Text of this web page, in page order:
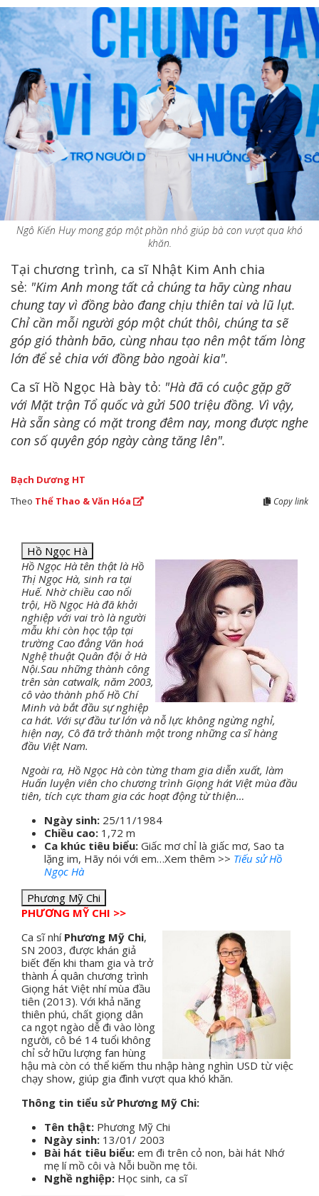
Ngô Kiến Huy mong góp một phần nhỏ giúp bà con vượt qua khó
khăn.
Tại chương trình, ca sĩ Nhật Kim Anh chia
sẻ: "Kim Anh mong tất cả chúng ta hãy cùng nhau
chung tay vì đồng bào đang chịu thiên tai và lũ lụt.
Chỉ cần mỗi người góp một chút thôi, chúng ta sẽ
góp gió thành bão, cùng nhau tạo nên một tấm lòng
lớn để sẻ chia với đồng bào ngoài kia".
Ca sĩ Hồ Ngọc Hà bày tỏ: "Hà đã có cuộc gặp gỡ
với Mặt trận Tổ quốc và gửi 500 triệu đồng. Vì vậy,
Hà sẵn sàng có mặt trong đêm nay, mong được nghe
con số quyên góp ngày càng tăng lên".
Bạch Dương HT
Theo Thể Thao & Văn Hóa Copy link
Hồ Ngọc Hà
Hồ Ngọc Hà tên thật là Hồ
Thị Ngọc Hà, sinh ra tại
Huế. Nhờ chiều cao nổi
trội, Hồ Ngọc Hà đã khởi
nghiệp với vai trò là người
mẫu khi còn học tập tại
trường Cao đẳng Văn hoá
Nghệ thuật Quân đội ở Hà
Nội.Sau những thành công
trên sàn catwalk, năm 2003,
cô vào thành phố Hồ Chí
Minh và bắt đầu sự nghiệp
ca hát. Với sự đầu tư lớn và nỗ lực không ngừng nghỉ,
hiện nay, Cô đã trở thành một trong những ca sĩ hàng
đầu Việt Nam.
Ngoài ra, Hồ Ngọc Hà còn từng tham gia diễn xuất, làm
Huấn luyện viên cho chương trình Giọng hát Việt mùa đầu
tiên, tích cực tham gia các hoạt động từ thiện…
Ngày sinh: 25/11/1984
Chiều cao: 1,72 m
Ca khúc tiêu biểu: Giấc mơ chỉ là giấc mơ, Sao ta
lặng im, Hãy nói với em…Xem thêm >> Tiếu sử Hồ
Ngọc Hà
Phương Mỹ Chi
PHƯƠNG MỸ CHI >>
Ca sĩ nhí Phương Mỹ Chi,
SN 2003, được khán giả
biết đến khi tham gia và trở
thành Á quân chương trình
Giọng hát Việt nhí mùa đầu
tiên (2013). Với khả năng
thiên phú, chất giọng dân
ca ngọt ngào dễ đi vào lòng
người, cô bé 14 tuổi không
chỉ sở hữu lượng fan hùng
hậu mà còn có thể kiếm thu nhập hàng nghìn USD từ việc
chạy show, giúp gia đình vượt qua khó khăn.
Thông tin tiểu sử Phương Mỹ Chi:
Tên thật: Phương Mỹ Chi
Ngày sinh: 13/01/ 2003
Bài hát tiêu biểu: em đi trên cỏ non, bài hát Nhớ
mẹ lí mồ côi và Nỗi buồn mẹ tôi.
Nghề nghiệp: Học sinh, ca sĩ